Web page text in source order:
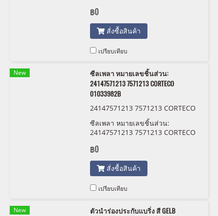
01027755B
฿0
สั่งซื้อสินค้า
เปรียบเทียบ
New
ซีลเพลา หมายเลขชิ้นส่วน:
24147571213 7571213 CORTECO
01033982B
24147571213 7571213 CORTECO
ซีลเพลา หมายเลขชิ้นส่วน:
24147571213 7571213 CORTECO
฿0
สั่งซื้อสินค้า
เปรียบเทียบ
New
ตัวนำร่องประกับแบริ่ง สี GELB